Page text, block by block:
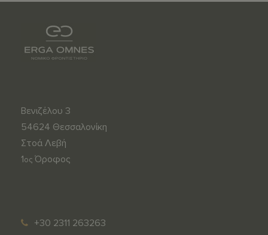
Βενιζέλου 3
54624 Θεσσαλονίκη
Στοά Λεβή
1ος Όροφος
pd
+30 2311 263263